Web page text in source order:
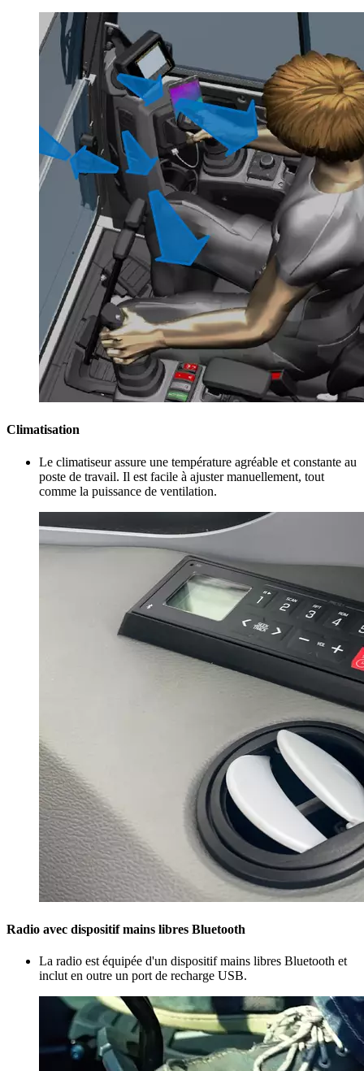
Climatisation
Le climatiseur assure une température agréable et constante au
poste de travail. Il est facile à ajuster manuellement, tout
comme la puissance de ventilation.
Radio avec dispositif mains libres Bluetooth
La radio est équipée d'un dispositif mains libres Bluetooth et
inclut en outre un port de recharge USB.